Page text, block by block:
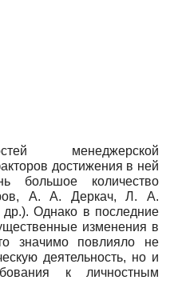
менеджерской
достижения в ней
большое количество
А. А. Деркач, Л. А.
Однако в последние
изменения в
значимо повлияло не
деятельность, но и
к личностным